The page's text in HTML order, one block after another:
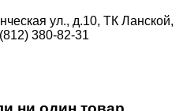
ул., д.10, ТК Ланской,
380-82-31